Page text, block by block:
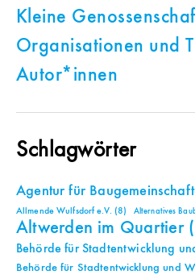
Kleine
Organisationen und
Autor*innen
Schlagwörter
Agentur für
Allmende Wulfsdorf e.V. (8) Alternatives
Altwerden im Quartier
Behörde für Stadtentwicklung
Behörde für Stadtentwicklung und